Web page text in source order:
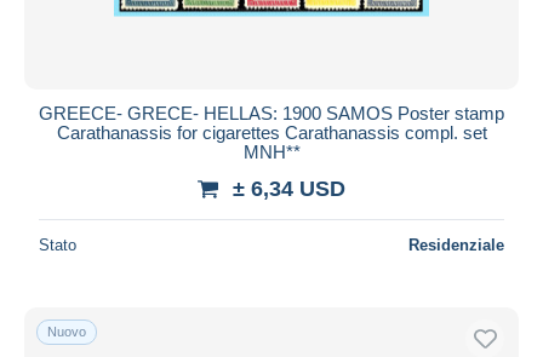
GREECE- GRECE- HELLAS: 1900 SAMOS Poster stamp
Carathanassis for cigarettes Carathanassis compl. set
MNH**
± 6,34 USD
Stato Residenziale
Nuovo